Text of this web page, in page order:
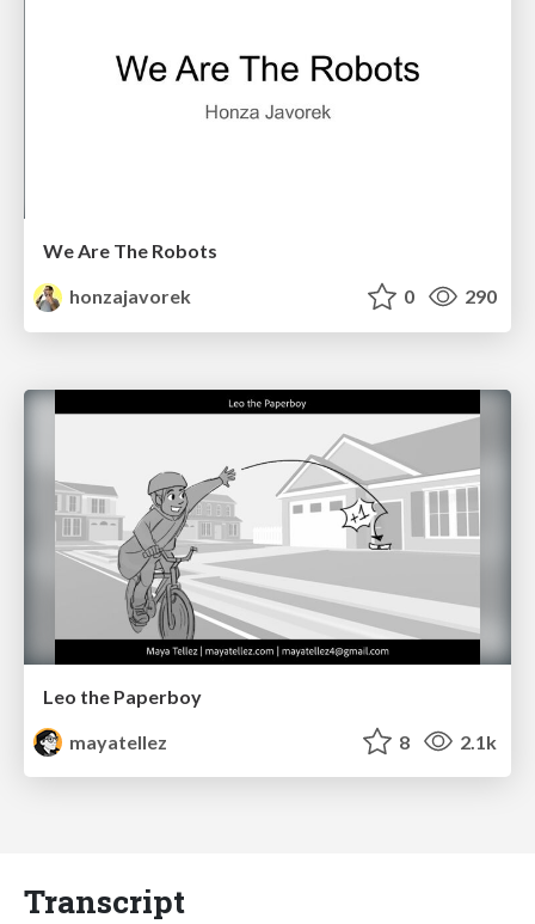
We Are The Robots
honzajavorek
0 290
Leo the Paperboy
mayatellez
8 2.1k
Transcript